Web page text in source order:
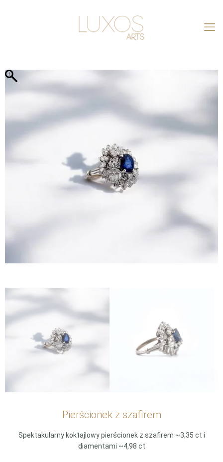
Pierścionek z szafirem
Spektakularny koktajlowy pierścionek z szafirem ~3,35 ct i
diamentami ~4,98 ct